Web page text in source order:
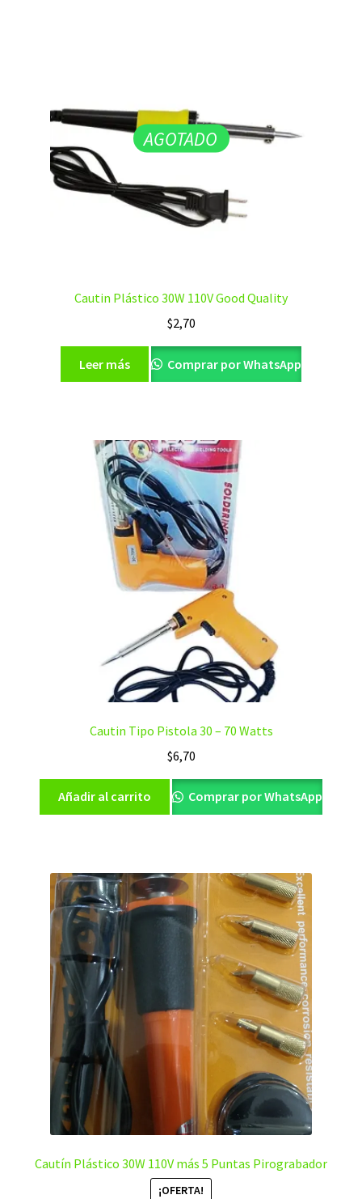
AGOTADO
Cautin Plástico 30W 110V Good Quality
$2,70
Leer más Comprar por WhatsApp
Cautin Tipo Pistola 30 – 70 Watts
$6,70
Añadir al carrito Comprar por WhatsApp
Cautín Plástico 30W 110V más 5 Puntas Pirograbador
¡OFERTA!